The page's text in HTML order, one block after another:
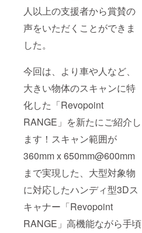
人以上の支援者から賞賛の
声をいただくことができま
した。
今回は、より車や人など、
大きい物体のスキャンに特
化した「Revopoint
RANGE」を新たにご紹介し
ます！スキャン範囲が
360mm x 650mm@600mm
まで実現した、大型対象物
に対応したハンディ型3Dス
キャナー「Revopoint
RANGE」高機能ながら手頃